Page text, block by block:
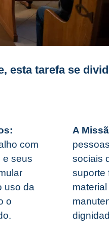
esta tarefa se
com
e seus
uso da
o
A
sociais
suporte